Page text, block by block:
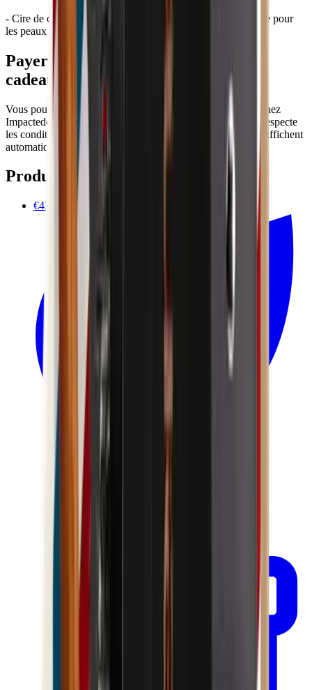
- Cire de carnauba : elle assouplit les tissus et est donc idéale pour
les peaux sensibles, fragiles et irritées.
Payer avec Ecochèques et Chèques-
cadeaux
Vous pouvez payer Déodorant naturel et certifié bio - 60g chez
Impactedd avec Ecochèques et Chèques-cadeaux lorsqu'il respecte
les conditions de votre émetteur. Les chèques disponibles s'affichent
automatiquement au paiement.
Produits associés
€42.90